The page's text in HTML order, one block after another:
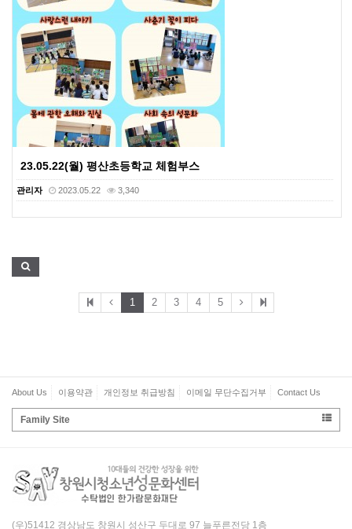
23.05.22(월) 평산초등학교 체험부스
관리자 2023.05.22 3,340
1 2 3 4 5
About Us 이용약관 개인정보 취급방침 이메일 무단수집거부 Contact Us
Family Site
(우)51412 경상남도 창원시 성산구 두대로 97 늘푸른전당 1층